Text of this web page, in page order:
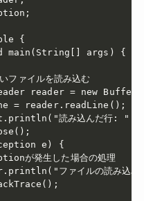
{
main(String[] args) {
ァイルを読み込む
reader = new
= reader.readLine();
読み込んだ行: "
e) {
が発生した場合の処理
ファイルの読み込み